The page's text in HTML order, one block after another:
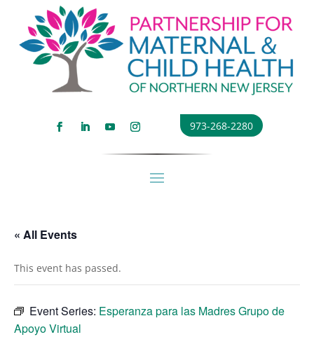
973-268-2280
« All Events
This event has passed.
Event Series: Esperanza para las Madres Grupo de
Apoyo Virtual